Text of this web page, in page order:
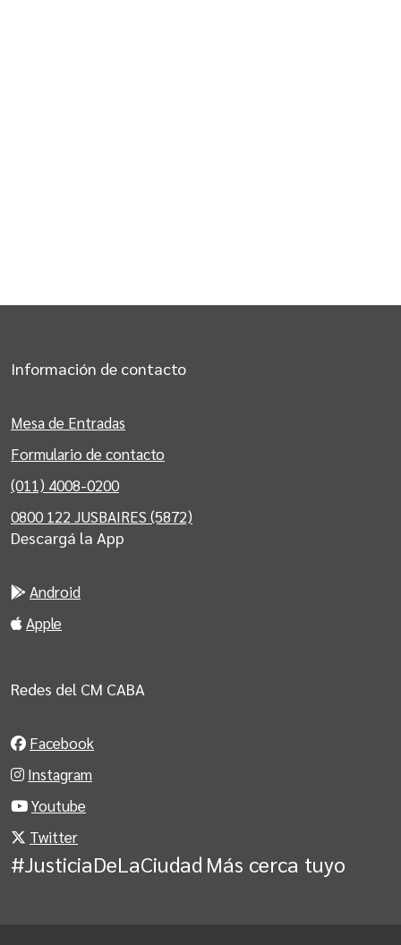
Información de contacto
Mesa de Entradas
Formulario de contacto
(011) 4008-0200
0800 122 JUSBAIRES (5872)
Descargá la App
Android
Apple
Redes del CM CABA
Facebook
Instagram
Youtube
Twitter
#JusticiaDeLaCiudad Más cerca tuyo